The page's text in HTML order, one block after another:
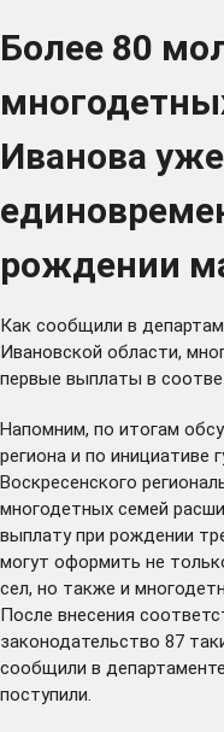
Более 80
Иванова
рождении
Как сообщили в
Ивановской области,
первые выплаты в
Напомним, по итогам
региона и по инициативе
Воскресенского
многодетных семей
выплату при рождении
могут оформить не
сел, но также и
После внесения
законодательство 87
сообщили в
поступили.